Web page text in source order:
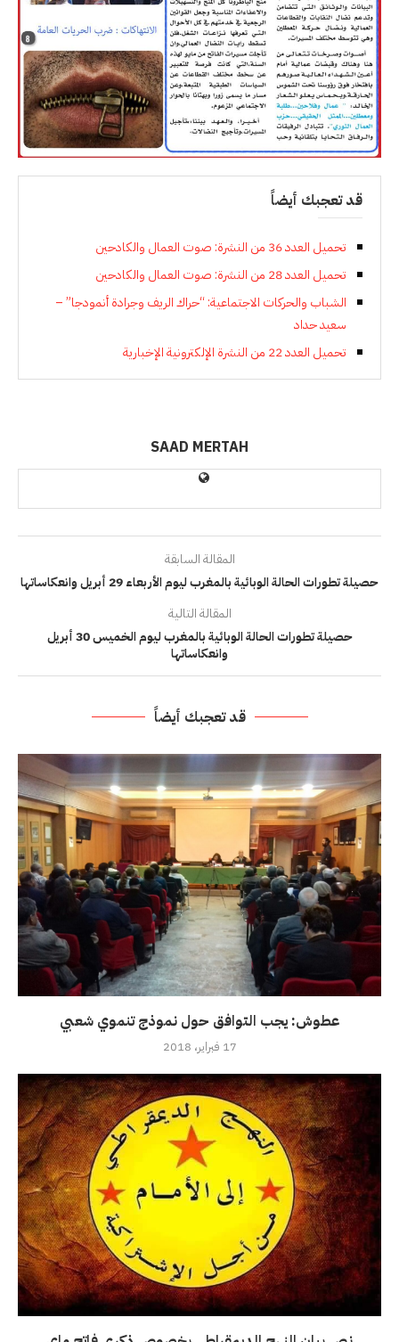
قد تعجبك أيضاً
تحميل العدد 36 من النشرة: صوت العمال والكادحين
تحميل العدد 28 من النشرة: صوت العمال والكادحين
الشباب والحركات الاجتماعية: “حراك الريف وجرادة أنمودجا” –
سعيد حداد
تحميل العدد 22 من النشرة الإلكترونية الإخبارية
SAAD MERTAH
المقالة السابقة
حصيلة تطورات الحالة الوبائية بالمغرب ليوم الأربعاء 29 أبريل وانعكاساتها
المقالة التالية
حصيلة تطورات الحالة الوبائية بالمغرب ليوم الخميس 30 أبريل
وانعكاساتها
قد تعجبك أيضاً
عطوش: يجب التوافق حول نموذج تنموي شعبي
17 فبراير، 2018